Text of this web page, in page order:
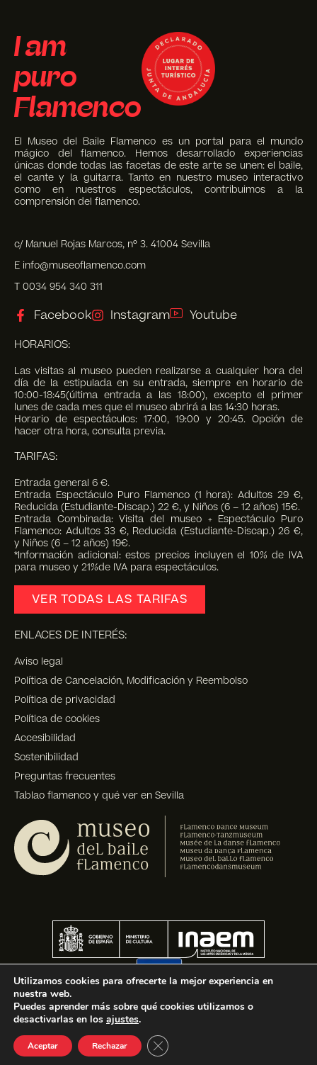
I am
puro
Flamenco
El Museo del Baile Flamenco es un portal para el mundo
mágico del flamenco. Hemos desarrollado experiencias
únicas donde todas las facetas de este arte se unen: el baile,
el cante y la guitarra. Tanto en nuestro museo interactivo
como en nuestros espectáculos, contribuimos a la
comprensión del flamenco.
c/ Manuel Rojas Marcos, nº 3. 41004 Sevilla
E info@museoflamenco.com
T 0034 954 340 311
Facebook Instagram Youtube
HORARIOS:
Las visitas al museo pueden realizarse a cualquier hora del
día de la estipulada en su entrada, siempre en horario de
10:00-18:45(última entrada a las 18:00), excepto el primer
lunes de cada mes que el museo abrirá a las 14:30 horas.
Horario de espectáculos: 17:00, 19:00 y 20:45. Opción de
hacer otra hora, consulta previa.
TARIFAS:
Entrada general 6 €.
Entrada Espectáculo Puro Flamenco (1 hora): Adultos 29 €,
Reducida (Estudiante-Discap.) 22 €, y Niños (6 – 12 años) 15€.
Entrada Combinada: Visita del museo + Espectáculo Puro
Flamenco: Adultos 33 €, Reducida (Estudiante-Discap.) 26 €,
y Niños (6 – 12 años) 19€.
*Información adicional: estos precios incluyen el 10% de IVA
para museo y 21%de IVA para espectáculos.
VER TODAS LAS TARIFAS
ENLACES DE INTERÉS:
Aviso legal
Política de Cancelación, Modificación y Reembolso
Política de privacidad
Política de cookies
Accesibilidad
Sostenibilidad
Preguntas frecuentes
Tablao flamenco y qué ver en Sevilla
Utilizamos cookies para ofrecerte la mejor experiencia en
nuestra web.
Puedes aprender más sobre qué cookies utilizamos o
desactivarlas en los ajustes.
Aceptar Rechazar Cerrar el banner de cookies